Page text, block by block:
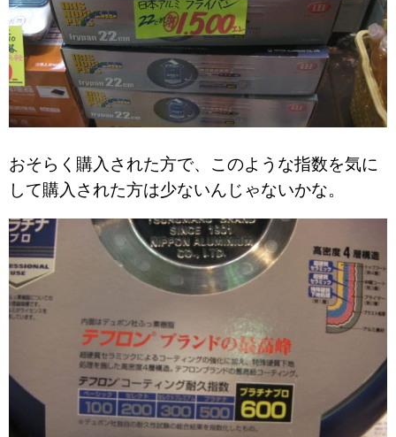
おそらく購入された方で、このような指数を気に
して購入された方は少ないんじゃないかな。